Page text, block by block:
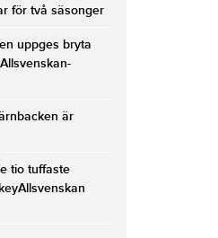
för två säsonger
uppges bryta
är
tio tuffaste